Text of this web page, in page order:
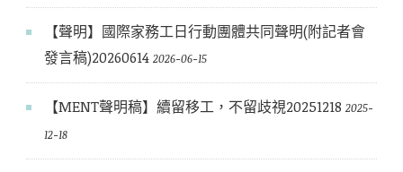
【聲明】國際家務工日行動團體共同聲明(附記者會
發言稿)20260614 2026-06-15
【MENT聲明稿】續留移工，不留歧視20251218 2025-
12-18